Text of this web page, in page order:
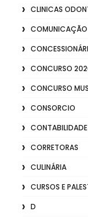
CLINICAS
COMUNICAÇÃO
CONCURSO
CONCURSO
CONSORCIO
CONTABILIDADE
CORRETORAS
CULINÁRIA
CURSOS E
D